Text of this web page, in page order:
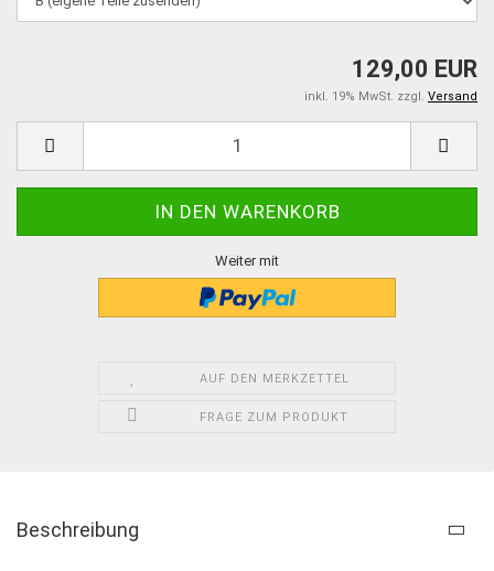
129,00 EUR
inkl. 19% MwSt. zzgl. Versand
Weiter mit
AUF DEN MERKZETTEL
FRAGE ZUM PRODUKT
Beschreibung